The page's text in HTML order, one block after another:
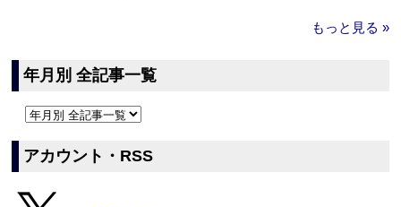
もっと見る »
年月別 全記事一覧
アカウント・RSS